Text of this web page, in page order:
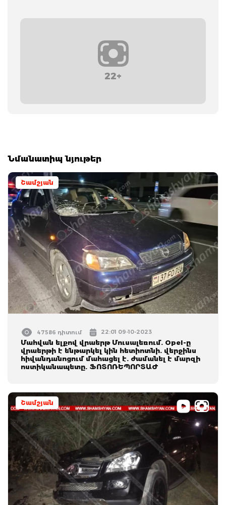
22+
Նմանատիպ նյութեր
Շամշյան
47586 դիտում 22:01 09-10-2023
Մահվան ելքով վրաերթ Մուսալեռում. Opel-ը
վրաերթի է ենթարկել կին հետիոտնի. վերջինս
հիվանդանոցում մահացել է. ժամանել է մարզի
ոստիկանապետը. ՖՈՏՈՌԵՊՈՐՏԱԺ
Շամշյան